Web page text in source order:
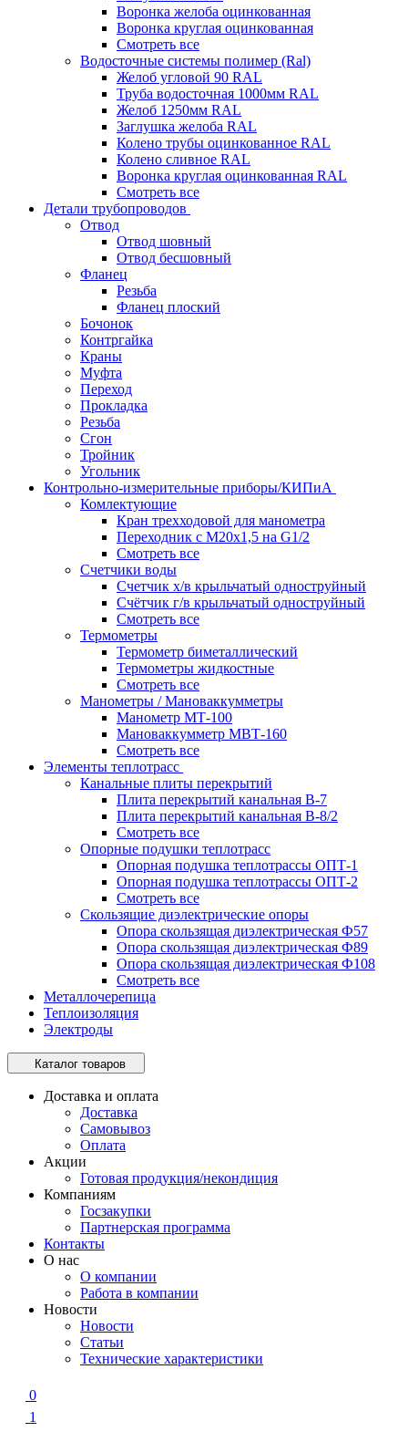
Воронка желоба оцинкованная
Воронка круглая оцинкованная
Смотреть все
Водосточные системы полимер (Ral)
Желоб угловой 90 RAL
Труба водосточная 1000мм RAL
Желоб 1250мм RAL
Заглушка желоба RAL
Колено трубы оцинкованное RAL
Колено сливное RAL
Воронка круглая оцинкованная RAL
Смотреть все
Детали трубопроводов
Отвод
Отвод шовный
Отвод бесшовный
Фланец
Резьба
Фланец плоский
Бочонок
Контргайка
Краны
Муфта
Переход
Прокладка
Резьба
Сгон
Тройник
Угольник
Контрольно-измерительные приборы/КИПиА
Комлектующие
Кран трехходовой для манометра
Переходник с М20х1,5 на G1/2
Смотреть все
Счетчики воды
Счетчик х/в крыльчатый одноструйный
Счётчик г/в крыльчатый одноструйный
Смотреть все
Термометры
Термометр биметаллический
Термометры жидкостные
Смотреть все
Манометры / Мановаккумметры
Манометр МТ-100
Мановаккумметр МВТ-160
Смотреть все
Элементы теплотрасс
Канальные плиты перекрытий
Плита перекрытий канальная В-7
Плита перекрытий канальная В-8/2
Смотреть все
Опорные подушки теплотрасс
Опорная подушка теплотрассы ОПТ-1
Опорная подушка теплотрассы ОПТ-2
Смотреть все
Скользящие диэлектрические опоры
Опора скользящая диэлектрическая Ф57
Опора скользящая диэлектрическая Ф89
Опора скользящая диэлектрическая Ф108
Смотреть все
Металлочерепица
Теплоизоляция
Электроды
Каталог товаров
Доставка и оплата
Доставка
Самовывоз
Оплата
Акции
Готовая продукция/некондиция
Компаниям
Госзакупки
Партнерская программа
Контакты
О нас
О компании
Работа в компании
Новости
Новости
Статьи
Технические характеристики
0
1